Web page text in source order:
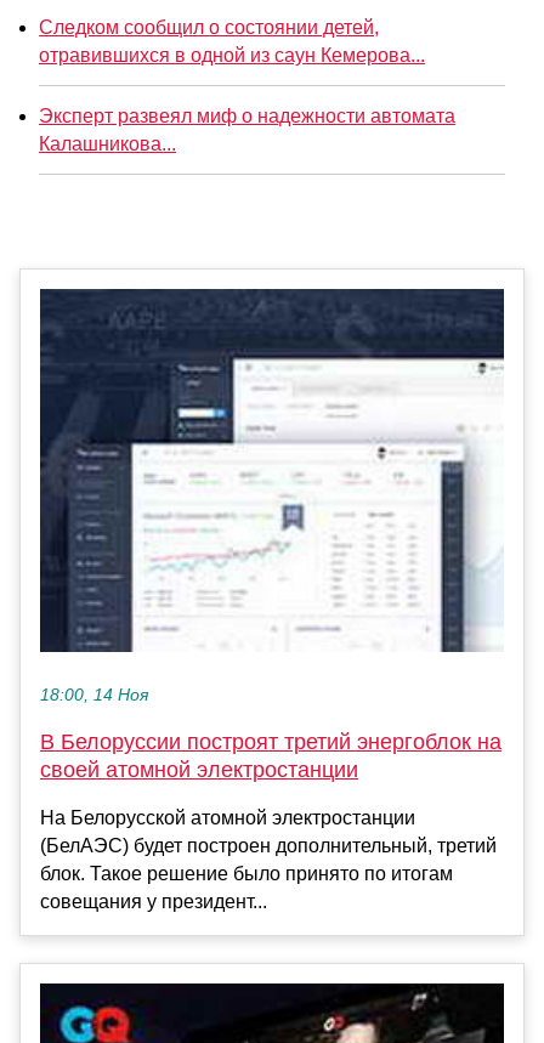
Следком сообщил о состоянии детей,
отравившихся в одной из саун Кемерова...
Эксперт развеял миф о надежности автомата
Калашникова...
18:00, 14 Ноя
В Белоруссии построят третий энергоблок на
своей атомной электростанции
На Белорусской атомной электростанции
(БелАЭС) будет построен дополнительный, третий
блок. Такое решение было принято по итогам
совещания у президент...